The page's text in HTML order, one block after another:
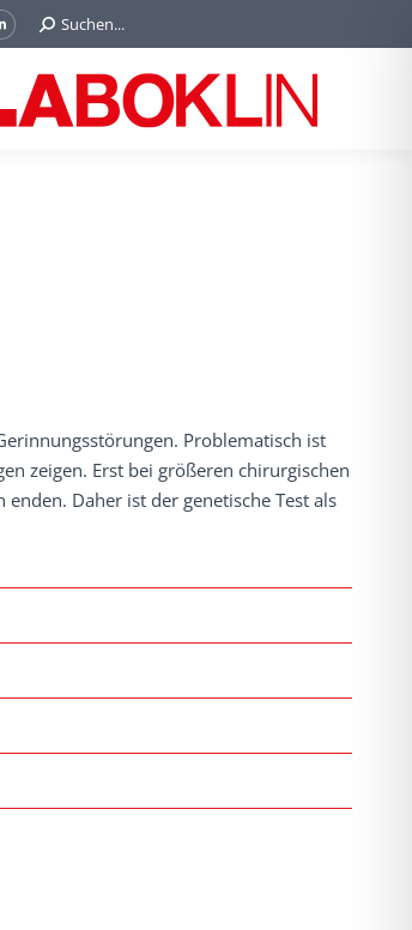
Linkedin
page
opens
in
Search:
Suchen...
Problematisch ist
zeigen. Erst bei größeren chirurgischen
Daher ist der genetische Test als